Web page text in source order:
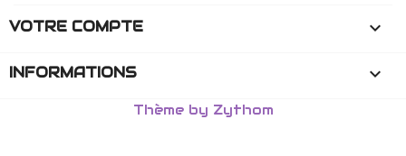
VOTRE COMPTE 
INFORMATIONS keyboard_arrow_down
Thème by Zythom